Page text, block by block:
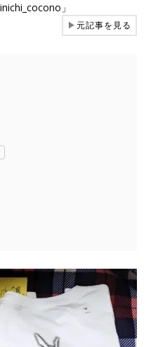
」
▶元記事を見る